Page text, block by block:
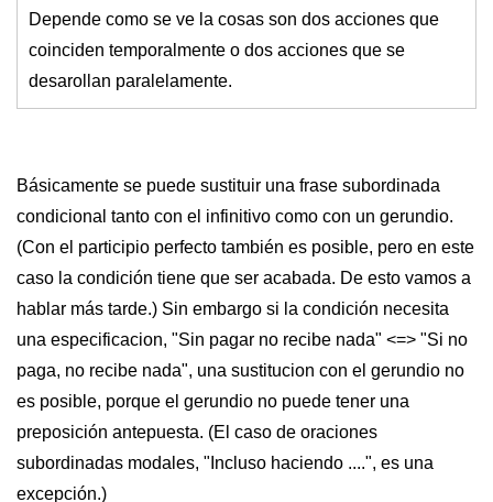
Depende como se ve la cosas son dos acciones que
coinciden temporalmente o dos acciones que se
desarollan paralelamente.
Básicamente se puede sustituir una frase subordinada
condicional tanto con el infinitivo como con un gerundio.
(Con el participio perfecto también es posible, pero en este
caso la condición tiene que ser acabada. De esto vamos a
hablar más tarde.) Sin embargo si la condición necesita
una especificacion, "Sin pagar no recibe nada" <=> "Si no
paga, no recibe nada", una sustitucion con el gerundio no
es posible, porque el gerundio no puede tener una
preposición antepuesta. (El caso de oraciones
subordinadas modales, "Incluso haciendo ....", es una
excepción.)